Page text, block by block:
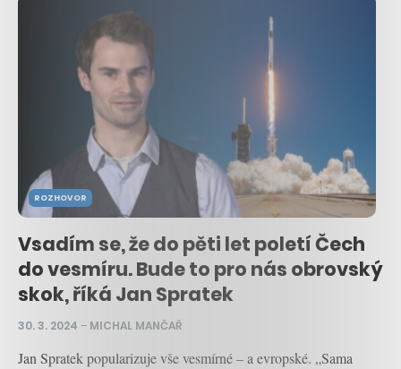
ROZHOVOR
Vsadím se, že do pěti let poletí Čech
do vesmíru. Bude to pro nás obrovský
skok, říká Jan Spratek
30. 3. 2024 – MICHAL MANČAŘ
Jan Spratek popularizuje vše vesmírné – a evropské. „Sama